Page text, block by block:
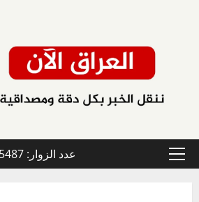
القائمة
عدد الزوار: 1045487